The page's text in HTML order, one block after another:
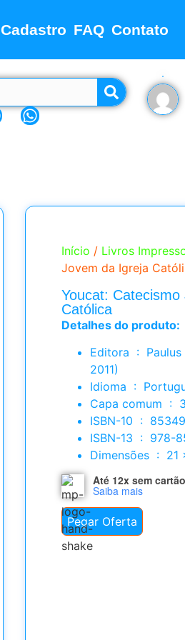
Cadastro FAQ Contato
Início / Livros
Jovem da Igreja
Youcat:
Católica
Detalhes do produto:
Editora ‏ : ‎ Paulus Editora; 1ª edição (1 julho
2011)
Idioma ‏ :
ISBN-10 ‏ :
ISBN-13 ‏ :
Até 12x sem cartão
Saiba mais
Pegar Oferta